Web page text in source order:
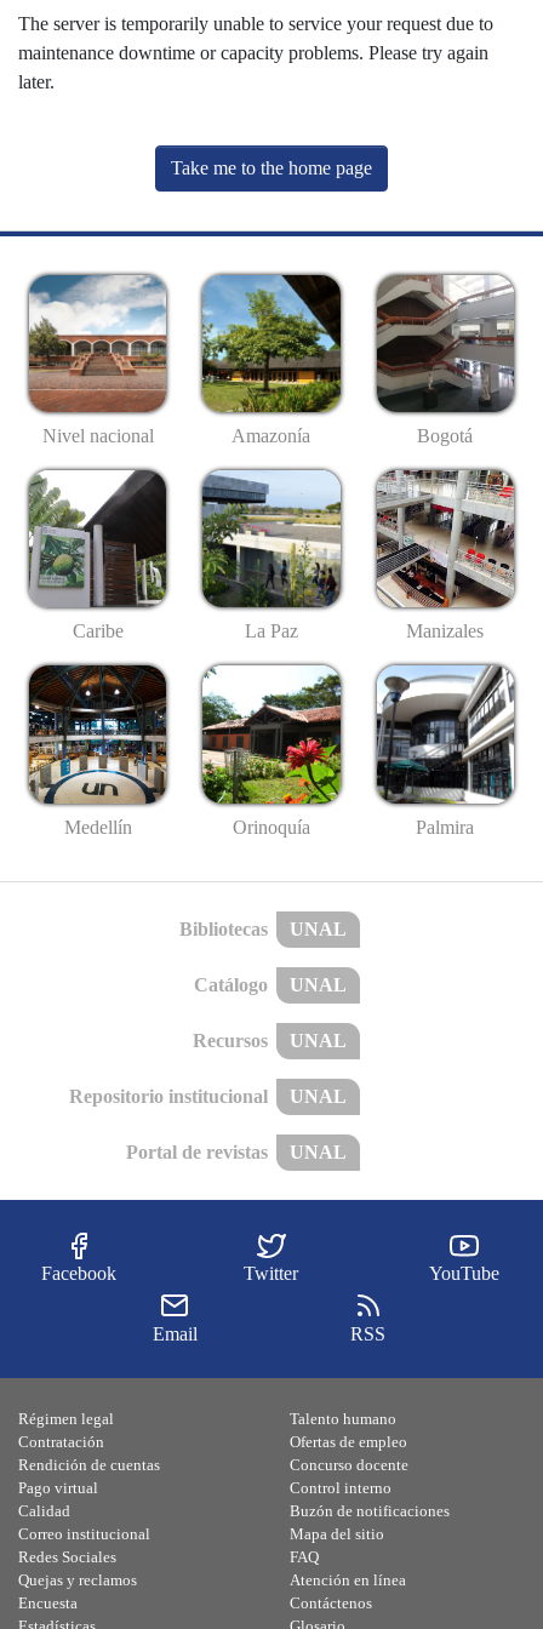
The server is temporarily unable to service your request due to
maintenance downtime or capacity problems. Please try again
later.
Take me to the home page
Nivel nacional Amazonía Bogotá
Caribe La Paz Manizales
Medellín Orinoquía Palmira
Bibliotecas UNAL
Catálogo UNAL
Recursos UNAL
Repositorio institucional UNAL
Portal de revistas UNAL
Facebook Twitter YouTube
Email RSS
Régimen legal
Contratación
Rendición de cuentas
Pago virtual
Calidad
Talento humano
Ofertas de empleo
Concurso docente
Control interno
Buzón de notificaciones
Correo institucional
Redes Sociales
Quejas y reclamos
Encuesta
Mapa del sitio
FAQ
Atención en línea
Contáctenos